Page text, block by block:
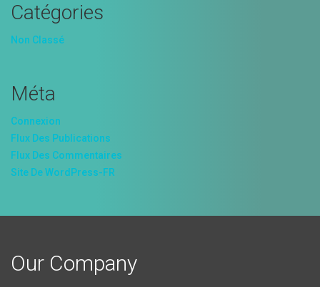
Catégories
Non Classé
Méta
Connexion
Flux Des Publications
Flux Des Commentaires
Site De WordPress-FR
Our Company